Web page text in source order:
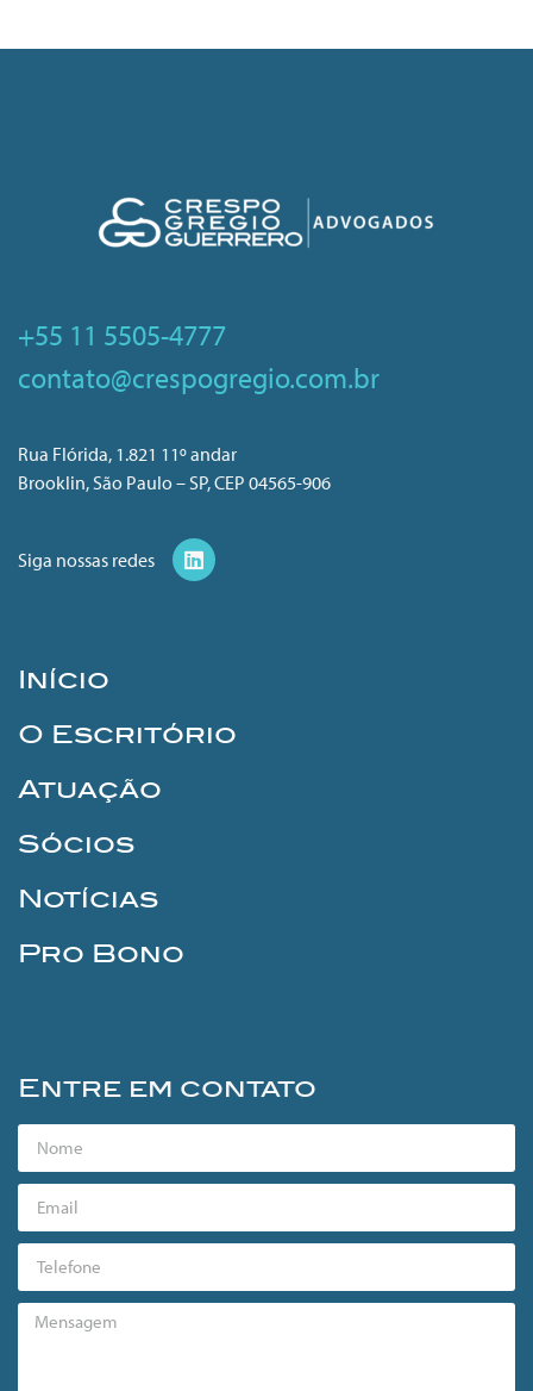
+55 11 5505-4777
contato@crespogregio.com.br
Rua Flórida, 1.821 11º andar
Brooklin, São Paulo – SP, CEP 04565-906
Siga nossas redes
Início
O Escritório
Atuação
Sócios
Notícias
Pro Bono
Entre em contato